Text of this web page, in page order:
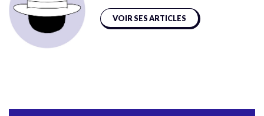
VOIR SES ARTICLES